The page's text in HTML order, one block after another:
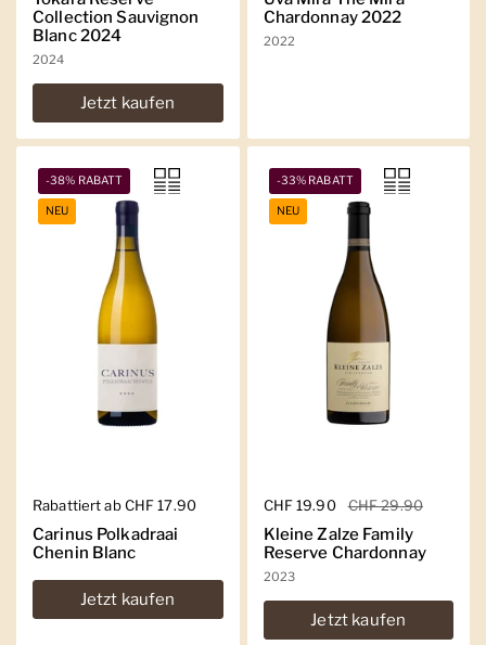
Collection Sauvignon
Blanc 2024
2024
Jetzt kaufen
Chardonnay 2022
2022
Regulärer Preis
Rabattiert ab CHF 17.90
Carinus Polkadraai
Chenin Blanc
Jetzt kaufen
-38% RABATT
NEU
Regulärer Preis
CHF 19.90 Sale-Preis
CHF 29.90
Kleine Zalze Family
Reserve Chardonnay
2023
Jetzt kaufen
-33% RABATT
NEU